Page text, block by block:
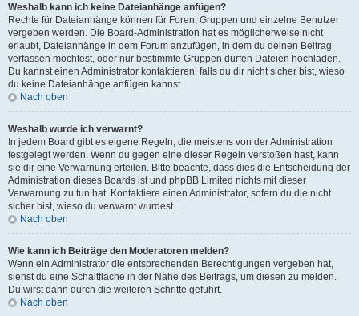
Weshalb kann ich keine Dateianhänge anfügen?
Rechte für Dateianhänge können für Foren, Gruppen und einzelne Benutzer
vergeben werden. Die Board-Administration hat es möglicherweise nicht
erlaubt, Dateianhänge in dem Forum anzufügen, in dem du deinen Beitrag
verfassen möchtest, oder nur bestimmte Gruppen dürfen Dateien hochladen.
Du kannst einen Administrator kontaktieren, falls du dir nicht sicher bist, wieso
du keine Dateianhänge anfügen kannst.
Nach oben
Weshalb wurde ich verwarnt?
In jedem Board gibt es eigene Regeln, die meistens von der Administration
festgelegt werden. Wenn du gegen eine dieser Regeln verstoßen hast, kann
sie dir eine Verwarnung erteilen. Bitte beachte, dass dies die Entscheidung der
Administration dieses Boards ist und phpBB Limited nichts mit dieser
Verwarnung zu tun hat. Kontaktiere einen Administrator, sofern du die nicht
sicher bist, wieso du verwarnt wurdest.
Nach oben
Wie kann ich Beiträge den Moderatoren melden?
Wenn ein Administrator die entsprechenden Berechtigungen vergeben hat,
siehst du eine Schaltfläche in der Nähe des Beitrags, um diesen zu melden.
Du wirst dann durch die weiteren Schritte geführt.
Nach oben